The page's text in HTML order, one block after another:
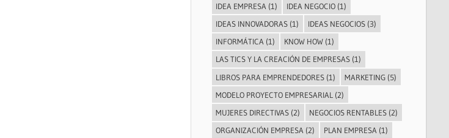
IDEA EMPRESA (1) IDEA NEGOCIO (1)
IDEAS INNOVADORAS (1) IDEAS NEGOCIOS (3)
INFORMÁTICA (1) KNOW HOW (1)
LAS TICS Y LA CREACIÓN DE EMPRESAS (1)
LIBROS PARA EMPRENDEDORES (1) MARKETING (5)
MODELO PROYECTO EMPRESARIAL (2)
MUJERES DIRECTIVAS (2) NEGOCIOS RENTABLES (2)
ORGANIZACIÓN EMPRESA (2) PLAN EMPRESA (1)